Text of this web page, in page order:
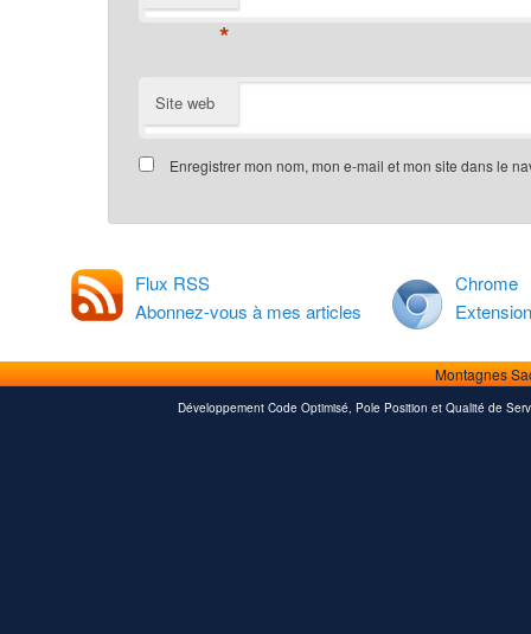
*
Site web
Enregistrer mon nom, mon e-mail et mon site dans le
Flux RSS
Abonnez-vous à mes articles
Chrome
Montagnes
Développement Code Optimisé, Pole Position et Qualité de